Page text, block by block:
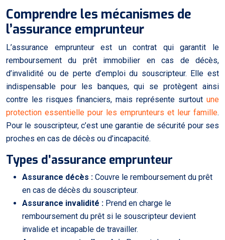
Comprendre les mécanismes de
l’assurance emprunteur
L’assurance emprunteur est un contrat qui garantit le
remboursement du prêt immobilier en cas de décès,
d’invalidité ou de perte d’emploi du souscripteur. Elle est
indispensable pour les banques, qui se protègent ainsi
contre les risques financiers, mais représente surtout une
protection essentielle pour les emprunteurs et leur famille.
Pour le souscripteur, c’est une garantie de sécurité pour ses
proches en cas de décès ou d’incapacité.
Types d’assurance emprunteur
Assurance décès : Couvre le remboursement du prêt
en cas de décès du souscripteur.
Assurance invalidité : Prend en charge le
remboursement du prêt si le souscripteur devient
invalide et incapable de travailler.